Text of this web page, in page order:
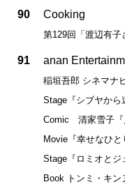
90 Cooking
第129回「渡辺有子
91 anan
稲垣吾郎 シネマナ
Stage『シブヤから
Comic 清家雪子『
Movie『幸せなひと
Stage『ロミオとジ
Book トンミ・キン